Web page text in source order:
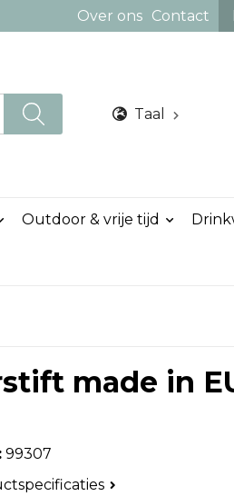
Over ons Contact
Taal
Outdoor & vrije tijd
made in
99307